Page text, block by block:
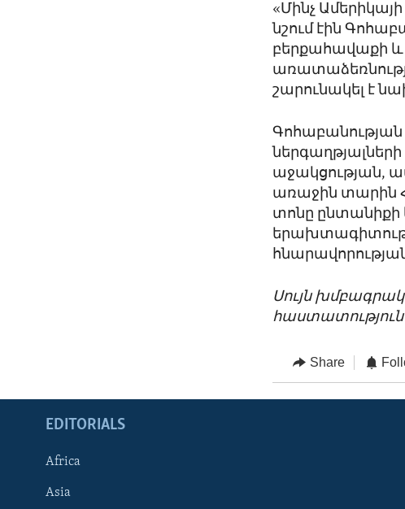
«Մինչ
նշում էին
բերքահավաքի և
շարունակել է
Գոհաբանության
աջակցության,
առաջին տարին
տոնը ընտանիքի
Սույն
Share
EDITORIALS
Africa
Asia